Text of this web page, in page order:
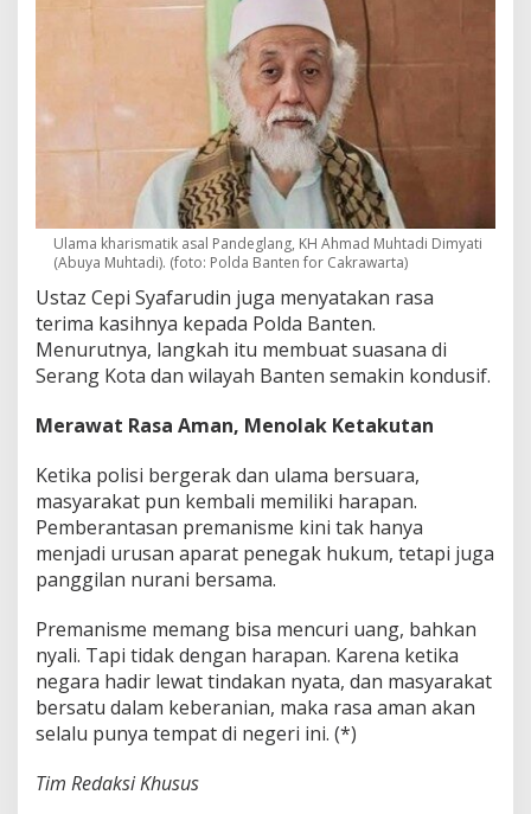
Ulama kharismatik asal Pandeglang, KH Ahmad Muhtadi Dimyati
(Abuya Muhtadi). (foto: Polda Banten for Cakrawarta)
Ustaz Cepi Syafarudin juga menyatakan rasa
terima kasihnya kepada Polda Banten.
Menurutnya, langkah itu membuat suasana di
Serang Kota dan wilayah Banten semakin kondusif.
Merawat Rasa Aman, Menolak Ketakutan
Ketika polisi bergerak dan ulama bersuara,
masyarakat pun kembali memiliki harapan.
Pemberantasan premanisme kini tak hanya
menjadi urusan aparat penegak hukum, tetapi juga
panggilan nurani bersama.
Premanisme memang bisa mencuri uang, bahkan
nyali. Tapi tidak dengan harapan. Karena ketika
negara hadir lewat tindakan nyata, dan masyarakat
bersatu dalam keberanian, maka rasa aman akan
selalu punya tempat di negeri ini. (*)
Tim Redaksi Khusus